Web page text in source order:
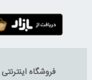
فروشگاه